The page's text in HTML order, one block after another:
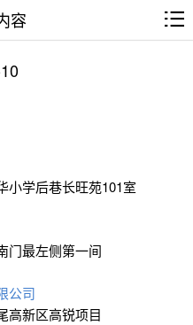
容
小学后巷长旺苑101室
门最左侧第一间
公司
高新区高锐项目